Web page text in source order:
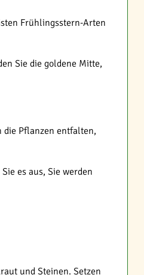
Frühlingsstern-Arten
Sie die goldene Mitte,
die Pflanzen entfalten,
es aus, Sie werden
und Steinen. Setzen